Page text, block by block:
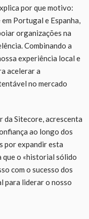
por que motivo:
Portugal e Espanha,
organizações na
Combinando a
experiência local e
acelerar a
no mercado
da Sitecore, acrescenta
ao longo dos
por expandir esta
que o «historial sólido
com o sucesso dos
para liderar o nosso